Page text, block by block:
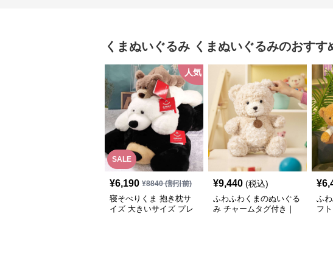
くまぬいぐるみ くまぬいぐるみのおすす
SALE
人気
¥6,190 ¥8840(割引前)
寝そべりくま 抱き枕サ
イズ 大きいサイズ プレ
¥9,440 (税込)
ふわふわくまのぬいぐる
み チャームタグ付き｜
¥
ふ
フ